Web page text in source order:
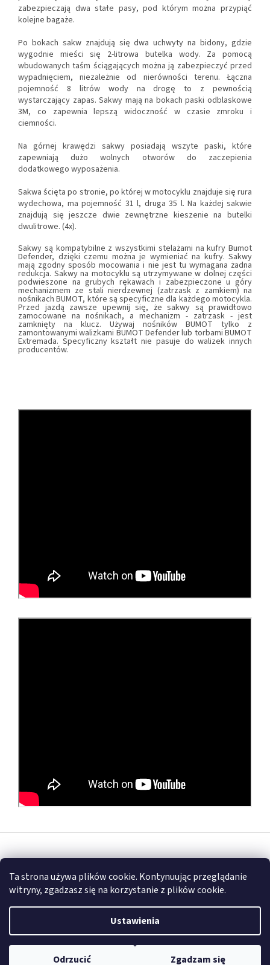
Ta strona używa plików cookie. Kontynuując przeglądanie
witryny, zgadzasz się na korzystanie z plików cookie.
Ustawienia
Odrzucić Zgadzam się
zabezpieczają dwa stałe pasy, pod którym można przypiąć
kolejne bagaże.
Po bokach sakw znajdują się dwa uchwyty na bidony, gdzie
wygodnie mieści się 2-litrowa butelka wody. Za pomocą
wbudowanych taśm ściągających można ją zabezpieczyć przed
wypadnięciem, niezależnie od nierówności terenu. Łączna
pojemność 8 litrów wody na drogę to z pewnością
wystarczający zapas. Sakwy mają na bokach paski odblaskowe
3M, co zapewnia lepszą widoczność w czasie zmroku i
ciemności.
Na górnej krawędzi sakwy posiadają wszyte paski, które
zapewniają dużo wolnych otworów do zaczepienia
dodatkowego wyposażenia.
Sakwa ścięta po stronie, po której w motocyklu znajduje się rura
wydechowa, ma pojemność 31 l, druga 35 l. Na każdej sakwie
znajdują się jeszcze dwie zewnętrzne kieszenie na butelki
dwulitrowe. (4x).
Sakwy są kompatybilne z wszystkimi stelażami na kufry Bumot
Defender, dzięki czemu można je wymieniać na kufry. Sakwy
mają zgodny sposób mocowania i nie jest tu wymagana żadna
redukcja. Sakwy na motocyklu są utrzymywane w dolnej części
podwieszone na grubych rękawach i zabezpieczone u góry
mechanizmem ze stali nierdzewnej (zatrzask z zamkiem) na
nośnikach BUMOT, które są specyficzne dla każdego motocykla.
Przed jazdą zawsze upewnij się, że sakwy są prawidłowo
zamocowane na nośnikach, a mechanizm - zatrzask - jest
zamknięty na klucz. Używaj nośników BUMOT tylko z
zamontowanymi walizkami BUMOT Defender lub torbami BUMOT
Extremada. Specyficzny kształt nie pasuje do walizek innych
producentów.
o
Copyright 2026 FULLGARAGE . Wszystkie prawa zastrzeżone.